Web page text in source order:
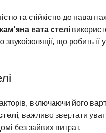
та стійкістю до
кам'яна вата стелі
що робить її
включаючи його
, важливо звертати
без зайвих витрат.